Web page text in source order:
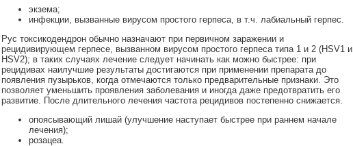
экзема;
инфекции, вызванные вирусом простого герпеса, в т.ч. лабиальный герпес.
Рус токсикодендрон обычно назначают при первичном заражении и
рецидивирующем герпесе, вызванном вирусом простого герпеса типа 1 и 2 (HSV1 и
HSV2); в таких случаях лечение следует начинать как можно быстрее: при
рецидивах наилучшие результаты достигаются при применении препарата до
появления пузырьков, когда отмечаются только предварительные признаки. Это
позволяет уменьшить проявления заболевания и иногда даже предотвратить его
развитие. После длительного лечения частота рецидивов постепенно снижается.
опоясывающий лишай (улучшение наступает быстрее при раннем начале
лечения);
розацеа.